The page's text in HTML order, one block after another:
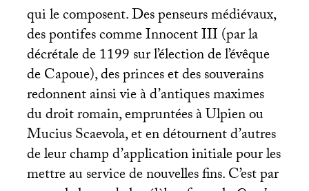
qui le composent. Des penseurs médiévaux,
des pontifes comme InnocentIII(par la
décrétale de 1199 sur l’élection de l’évêque
de Capoue), des princes et des souverains
redonnent ainsi vie à d’antiques maximes
du droit romain, empruntées à Ulpien ou
Mucius Scaevola, et en détournent d’autres
de leur champ d’application initiale pour les
mettre au service de nouvelles fins. C’est par